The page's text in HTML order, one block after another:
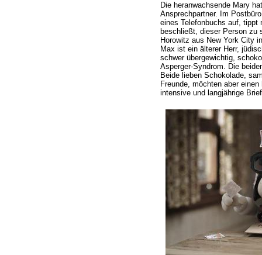
Die heranwachsende Mary
Ansprechpartner. Im
eines Telefonbuchs auf, tippt
beschließt, dieser Person zu
Horowitz aus New York City
Max ist ein älterer Herr,
schwer übergewichtig,
Asperger-Syndrom. Die
Beide lieben Schokolade,
Freunde, möchten aber
intensive und langjährige